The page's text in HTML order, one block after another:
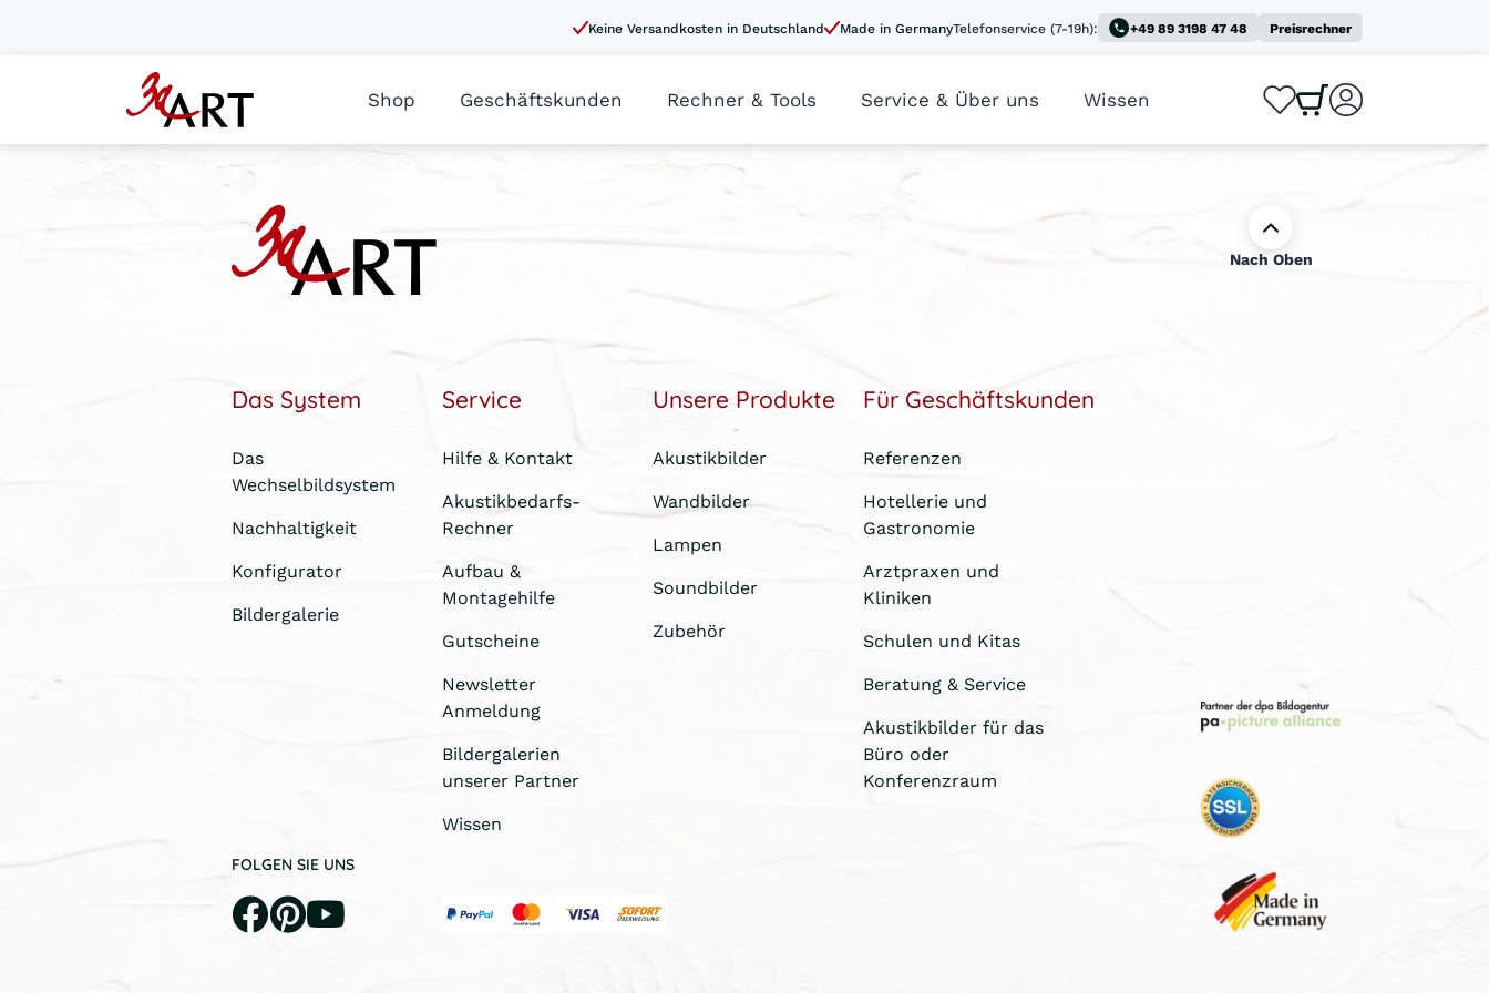
Keine Versandkosten in Deutschland Made in GermanyTelefonservice (7-19h): +49 89 3198 47 48 Preisrechner
Shop Geschäftskunden Rechner & Tools Service & Über uns Wissen 0
Nach Oben
Das System
Das
Wechselbildsystem
Nachhaltigkeit
Konfigurator
Bildergalerie
Service
Hilfe & Kontakt
Akustikbedarfs-
Rechner
Aufbau &
Montagehilfe
Gutscheine
Newsletter
Anmeldung
Bildergalerien
unserer Partner
Wissen
Unsere Produkte
Akustikbilder
Wandbilder
Lampen
Soundbilder
Zubehör
Für Geschäftskunden
Referenzen
Hotellerie und
Gastronomie
Arztpraxen und
Kliniken
Schulen und Kitas
Beratung & Service
Akustikbilder für das
Büro oder
Konferenzraum
FOLGEN SIE UNS